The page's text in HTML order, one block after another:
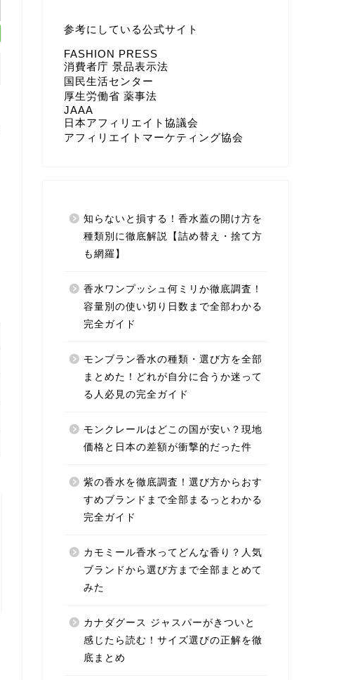
参考にしている公式サイト
FASHION PRESS
消費者庁 景品表示法
国民生活センター
厚生労働省 薬事法
JAAA
日本アフィリエイト協議会
アフィリエイトマーケティング協会
知らないと損する！香水蓋の開け方を
種類別に徹底解説【詰め替え・捨て方
も網羅】
香水ワンプッシュ何ミリか徹底調査！
容量別の使い切り日数まで全部わかる
完全ガイド
モンブラン香水の種類・選び方を全部
まとめた！どれが自分に合うか迷って
る人必見の完全ガイド
モンクレールはどこの国が安い？現地
価格と日本の差額が衝撃的だった件
紫の香水を徹底調査！選び方からおす
すめブランドまで全部まるっとわかる
完全ガイド
カモミール香水ってどんな香り？人気
ブランドから選び方まで全部まとめて
みた
カナダグース ジャスパーがきついと
感じたら読む！サイズ選びの正解を徹
底まとめ